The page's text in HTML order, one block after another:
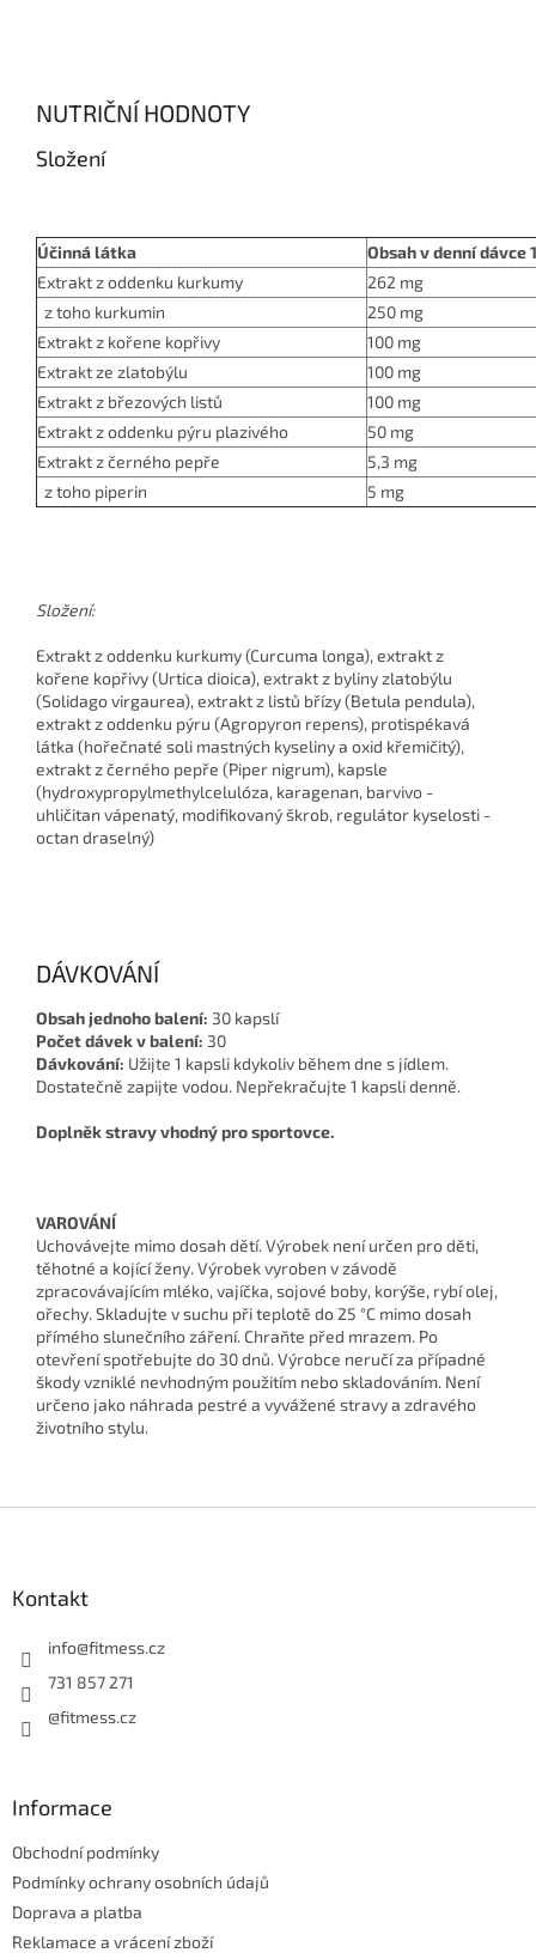
NUTRIČNÍ HODNOTY
Složení
Účinná látka
Obsah v denní dávce
Extrakt z oddenku kurkumy
262 mg
z toho kurkumin
250 mg
Extrakt z kořene kopřivy
100 mg
Extrakt ze zlatobýlu
100 mg
Extrakt z březových listů
100 mg
Extrakt z oddenku pýru plazivého
50 mg
Extrakt z černého pepře
5,3 mg
z toho piperin
5 mg
Složení:
Extrakt z oddenku kurkumy (Curcuma longa), extrakt z
kořene kopřivy (Urtica dioica), extrakt z byliny zlatobýlu
(Solidago virgaurea), extrakt z listů břízy (Betula pendula),
extrakt z oddenku pýru (Agropyron repens), protispékavá
látka (hořečnaté soli mastných kyseliny a oxid křemičitý),
extrakt z černého pepře (Piper nigrum), kapsle
(hydroxypropylmethylcelulóza, karagenan, barvivo -
uhličitan vápenatý, modifikovaný škrob, regulátor kyselosti -
octan draselný)
DÁVKOVÁNÍ
Obsah jednoho balení: 30 kapslí
Počet dávek v balení: 30
Dávkování: Užijte 1 kapsli kdykoliv během dne s jídlem.
Dostatečně zapijte vodou. Nepřekračujte 1 kapsli denně.
Doplněk stravy vhodný pro sportovce.
VAROVÁNÍ
Uchovávejte mimo dosah dětí. Výrobek není určen pro děti,
těhotné a kojící ženy. Výrobek vyroben v závodě
zpracovávajícím mléko, vajíčka, sojové boby, korýše, rybí olej,
ořechy. Skladujte v suchu při teplotě do 25 °C mimo dosah
přímého slunečního záření. Chraňte před mrazem. Po
otevření spotřebujte do 30 dnů. Výrobce neručí za případné
škody vzniklé nevhodným použitím nebo skladováním. Není
určeno jako náhrada pestré a vyvážené stravy a zdravého
životního stylu.
Kontakt
info@fitmess.cz
731 857 271
@fitmess.cz
Informace
Obchodní podmínky
Podmínky ochrany osobních údajů
Doprava a platba
Reklamace a vrácení zboží